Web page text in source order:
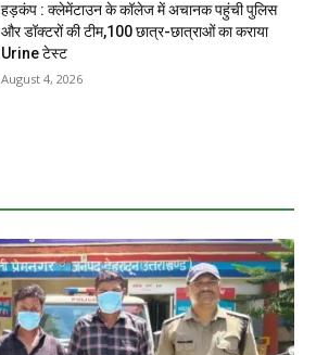
हड़कंप : क्लेमेंटाउन के कॉलेज में अचानक पहुंची पुलिस
और डॉक्टरों की टीम,100 छात्र-छात्राओं का कराया
Urine टेस्ट
August 4, 2026